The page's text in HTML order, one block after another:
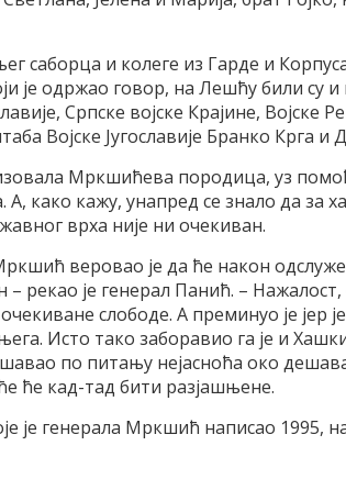
саборца и колеге из Гарде и
је одржао говор, на Лешћу били су
Српске војске Крајине,
Војске Југославије Бранко Крга и
Мркшићева породица, уз
А, како кажу, унапред се знало да
врха није ни очекиван.
веровао је да ће након
– рекао је генерал Панић. –
слободе. А преминуо је јер
Исто тако заборавио га је и
по питању нејасноћа око
ће кад-тад бити разјашњене.
је генерала Мркшић написао 1995,